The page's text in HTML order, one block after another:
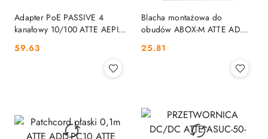
Adapter PoE PASSIVE 4
kanałowy 10/100 ATTE AEPI-
Cena:
59.63
Blacha montażowa do
obudów ABOX-M ATTE ADD-
Cena:
25.81